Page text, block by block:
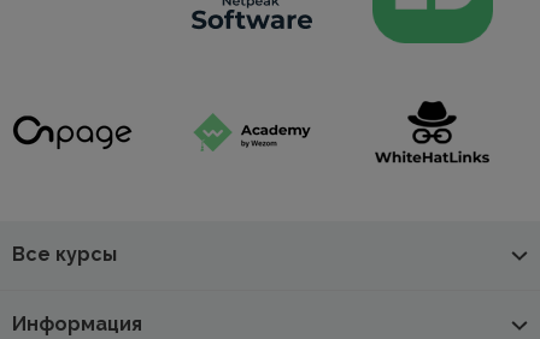
Все курсы
Информация